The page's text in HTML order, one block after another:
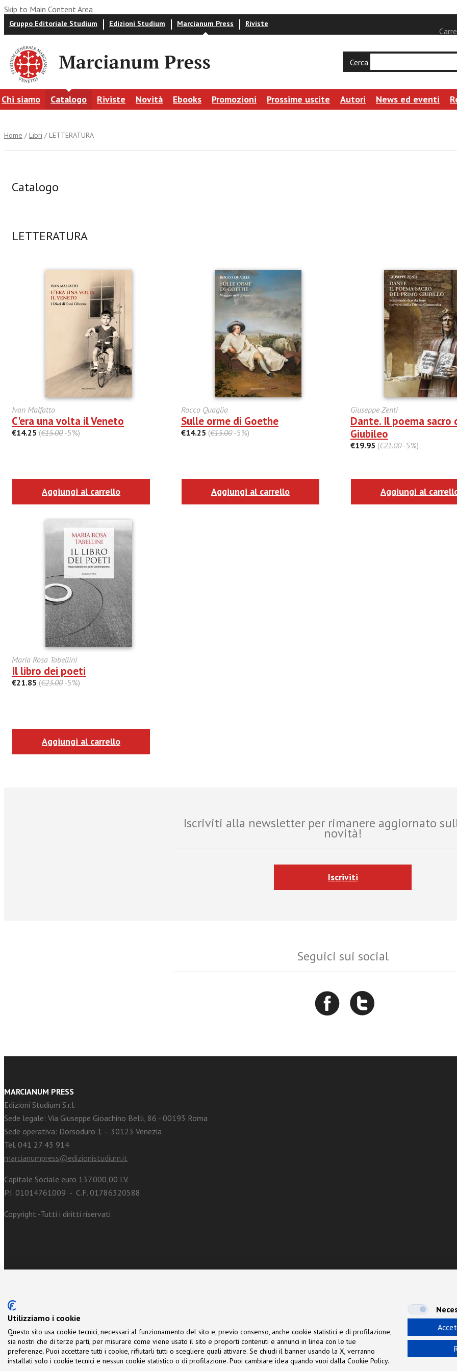
Skip to Main Content Area
Gruppo Editoriale Studium Edizioni Studium Marcianum Press Riviste
Cerca
Chi siamo Catalogo Riviste Novità Ebooks Promozioni Prossime uscite Autori News ed eventi
Home / Libri / LETTERATURA
Catalogo
LETTERATURA
Ivan Malfatto
C'era una volta il Veneto
€14.25 (€15.00-5%)
Aggiungi al carrello
Rocco Quaglia
Sulle orme di Goethe
€14.25 (€15.00-5%)
Aggiungi al carrello
Giuseppe Zenti
Dante. Il poema sacro
Giubileo
€19.95 (€21.00-5%)
Aggiungi al
Maria Rosa Tabellini
Il libro dei poeti
€21.85 (€23.00-5%)
Aggiungi al carrello
Iscriviti alla newsletter per rimanere aggiornato
novità!
Iscriviti
Seguici sui social
MARCIANUM PRESS
Edizioni Studium S.r.l.
Sede legale: Via Giuseppe Gioachino Belli, 86 - 00193 Roma
Sede operativa: Dorsoduro 1 – 30123 Venezia
Tel. 041 27 43 914
marcianumpress@edizionistudium.it
Capitale Sociale euro 137.000,00 I.V.
P.I. 01014761009 - C.F. 01786320588
Copyright -Tutti i diritti riservati
Utilizziamo i cookie
Questo sito usa cookie tecnici, necessari al funzionamento del sito e, previo consenso, anche cookie statistici e di profilazione,
sia nostri che di terze parti, per misurare come viene usato il sito e proporti contenuti e annunci in linea con le tue
preferenze. Puoi accettare tutti i cookie, rifiutarli tutti o scegliere quali attivare. Se chiudi il banner usando la X, verranno
installati solo i cookie tecnici e nessun cookie statistico o di profilazione. Puoi cambiare idea quando vuoi dalla Cookie Policy.